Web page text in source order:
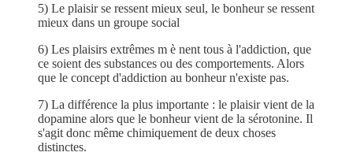
5) Le plaisir se ressent mieux seul, le bonheur se ressent
mieux dans un groupe social
6) Les plaisirs extrêmes m è nent tous à l'addiction, que
ce soient des substances ou des comportements. Alors
que le concept d'addiction au bonheur n'existe pas.
7) La différence la plus importante : le plaisir vient de la
dopamine alors que le bonheur vient de la sérotonine. Il
s'agit donc même chimiquement de deux choses
distinctes.